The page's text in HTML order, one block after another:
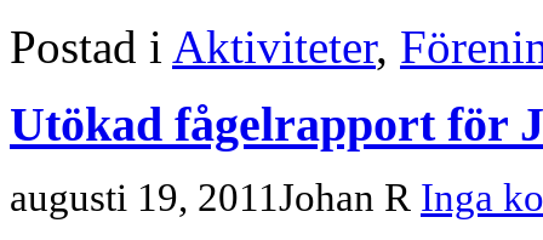
Postad i Aktiviteter,
Utökad fågelrapport för
augusti 19, 2011Johan R Inga